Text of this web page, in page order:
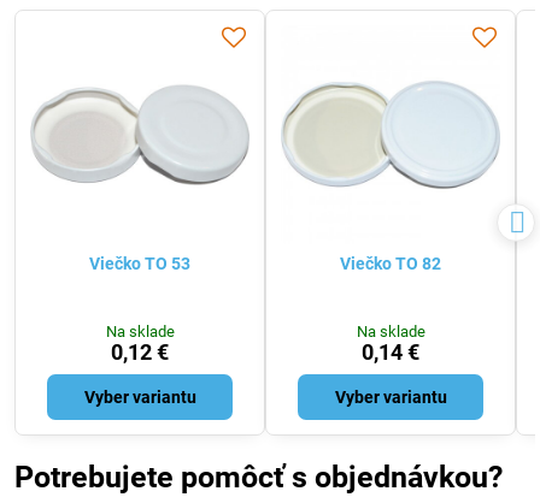
Viečko TO 53
Na sklade
0,12 €
Vyber variantu
Viečko TO 82
Na sklade
0,14 €
Vyber variantu
Potrebujete pomôcť s objednávkou?